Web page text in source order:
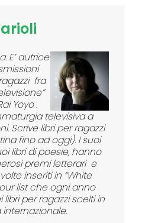
E’ autrice
fra
Yoyo .
televisiva a
Scrive libri per ragazzi
fino ad oggi). I suoi
libri di poesie, hanno
premi letterari e
inseriti in “White
list che ogni anno
per ragazzi scelti in